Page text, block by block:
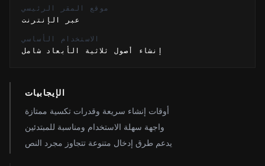
موقع المقر الرئيسي
عبر الإنترنت
الاستخدام الأساسي
إنشاء أصول ثلاثية الأبعاد شامل
الإيجابيات
أوقات إنشاء سريعة وقدرات تكسية ممتازة
واجهة سهلة الاستخدام ومناسبة للمبتدئين
يدعم طرق إدخال متنوعة تتجاوز مجرد النص